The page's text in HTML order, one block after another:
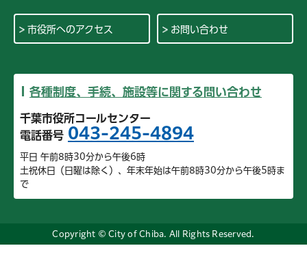
市役所へのアクセス お問い合わせ
各種制度、手続、施設等に関する問い合わせ
千葉市役所コールセンター
電話番号 043-245-4894
平日 午前8時30分から午後6時
土祝休日（日曜は除く）、年末年始は午前8時30分から午後5時ま
で
Copyright © City of Chiba. All Rights Reserved.